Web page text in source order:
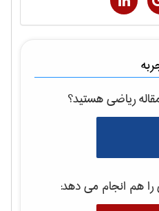
رياضیهستید؟
را هم انجام می دهد: